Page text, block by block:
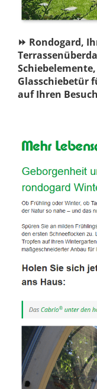
⏩ Rondogard,
Glasschiebetür
auf Ihren